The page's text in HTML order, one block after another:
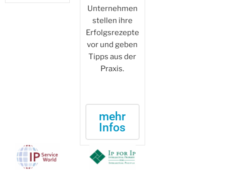
Unternehmen
stellen ihre
Erfolgsrezepte
vor und geben
Tipps aus der
Praxis.
mehr
Infos